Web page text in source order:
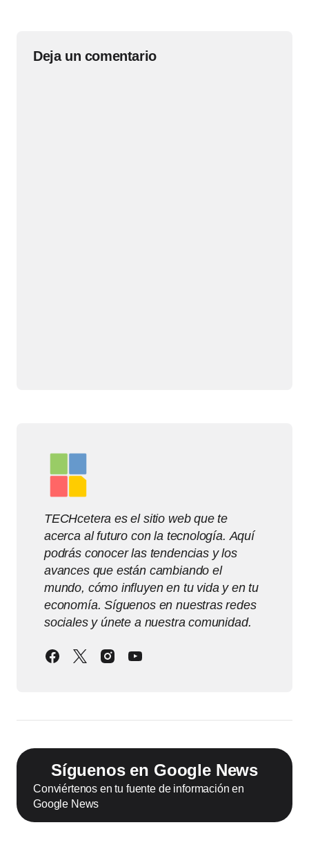
Deja un comentario
TECHcetera es el sitio web que te
acerca al futuro con la tecnología. Aquí
podrás conocer las tendencias y los
avances que están cambiando el
mundo, cómo influyen en tu vida y en tu
economía. Síguenos en nuestras redes
sociales y únete a nuestra comunidad.
Síguenos en Google News
Conviértenos en tu fuente de información en
Google News